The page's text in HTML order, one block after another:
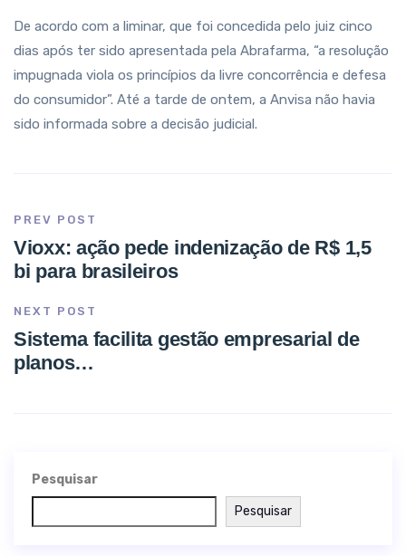
De acordo com a liminar, que foi concedida pelo juiz cinco
dias após ter sido apresentada pela Abrafarma, “a resolução
impugnada viola os princípios da livre concorrência e defesa
do consumidor”. Até a tarde de ontem, a Anvisa não havia
sido informada sobre a decisão judicial.
PREV POST
Vioxx: ação pede indenização de R$ 1,5
bi para brasileiros
NEXT POST
Sistema facilita gestão empresarial de
planos…
Pesquisar
Pesquisar